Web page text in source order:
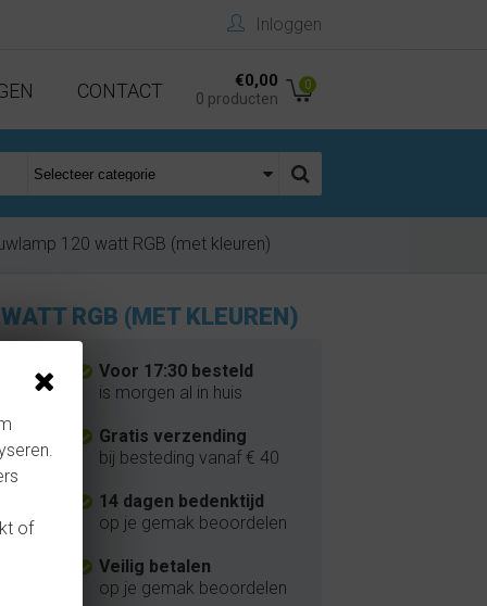
Inloggen
0
€0,00
0 producten
CONTACT
120 watt RGB (met kleuren)
RGB (MET KLEUREN)
Voor 17:30 besteld
is morgen al in huis
Gratis verzending
bij besteding vanaf € 40
14 dagen bedenktijd
op je gemak beoordelen
Veilig betalen
op je gemak beoordelen
of